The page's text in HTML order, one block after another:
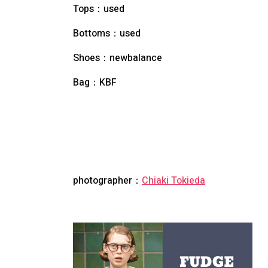
Tops： used
Bottoms： used
Shoes： newbalance
Bag： KBF
photographer： Chiaki Tokieda